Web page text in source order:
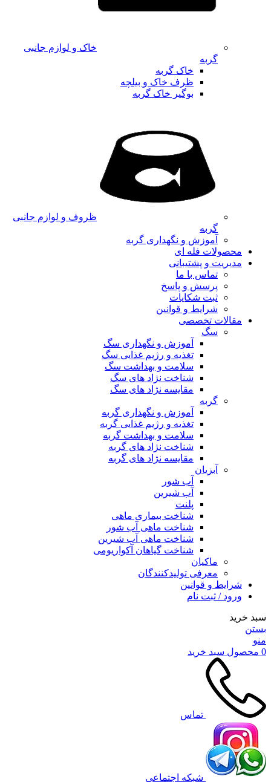
خاک و لوازم جانبی
گربه
خاک گربه
ظرف خاک و بیلچه
بوگیر خاک گربه
ظروف و لوازم جانبی
گربه
آموزش و نگهداری گربه
محصولات فله ای
مدیریت و پشتیبانی
تماس با ما
پرسش و پاسخ
ثبت شکایات
شرایط و قوانین
مقالات تخصصی
سگ
آموزش و نگهداری سگ
تغذیه و رژیم غذایی سگ
سلامت و بهداشت سگ
شناخت نژاد های سگ
مقایسه نژاد های سگ
گربه
آموزش و نگهداری گربه
تغذیه و رژیم غذایی گربه
سلامت و بهداشت گربه
شناخت نژاد های گربه
مقایسه نژاد های گربه
آبزیان
آب شور
آب شیرین
پلنت
شناخت بیماری ماهی
شناخت ماهی آب شور
شناخت ماهی آب شیرین
شناخت گیاهان آکواریومی
ماکیان
معرفی تولیدکنندگان
شرایط و قوانین
ورود / ثبت نام
سبد خرید
بستن
منو
0 محصول سبد خرید
تماس
شبکه اجتماعی